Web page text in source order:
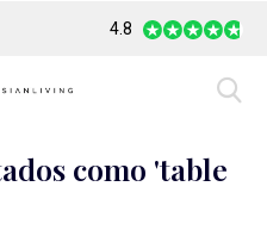
Safe Payment
4.8
como 'table